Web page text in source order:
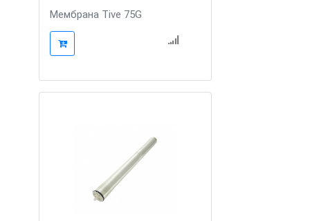
Мембрана Tive 75G